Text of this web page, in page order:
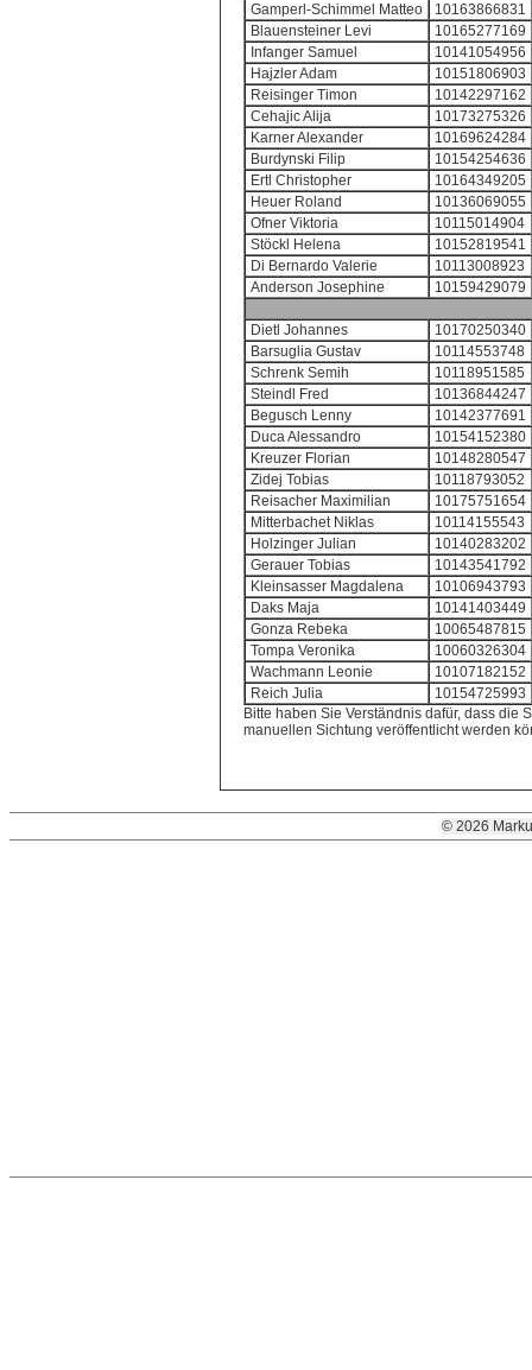
Gamperl-Schimmel Matteo
10163866831
Blauensteiner Levi
10165277169
Infanger Samuel
10141054956
Hajzler Adam
10151806903
Reisinger Timon
10142297162
Cehajic Alija
10173275326
Karner Alexander
10169624284
Burdynski Filip
10154254636
Ertl Christopher
10164349205
Heuer Roland
10136069055
Ofner Viktoria
10115014904
Stöckl Helena
10152819541
Di Bernardo Valerie
10113008923
Anderson Josephine
10159429079
Dietl Johannes
10170250340
Barsuglia Gustav
10114553748
Schrenk Semih
10118951585
Steindl Fred
10136844247
Begusch Lenny
10142377691
Duca Alessandro
10154152380
Kreuzer Florian
10148280547
Zidej Tobias
10118793052
Reisacher Maximilian
10175751654
Mitterbachet Niklas
10114155543
Holzinger Julian
10140283202
Gerauer Tobias
10143541792
Kleinsasser Magdalena
10106943793
Daks Maja
10141403449
Gonza Rebeka
10065487815
Tompa Veronika
10060326304
Wachmann Leonie
10107182152
Reich Julia
10154725993
Bitte haben Sie Verständnis dafür, dass die
manuellen Sichtung veröffentlicht werden
© 2026